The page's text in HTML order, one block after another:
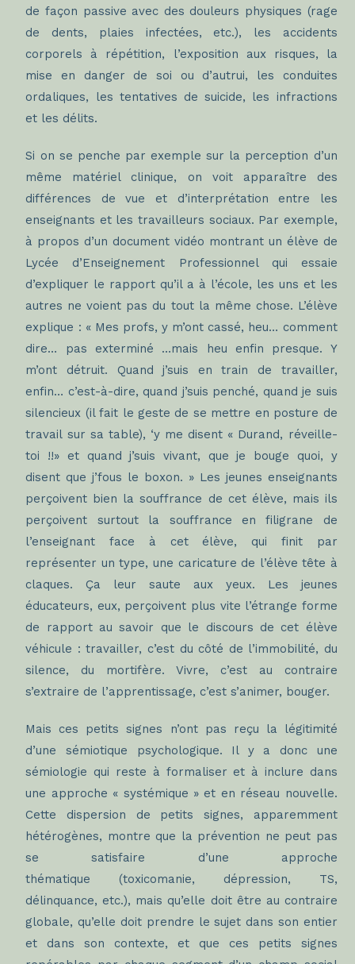
de façon passive avec des douleurs physiques (rage
de dents, plaies infectées, etc.), les accidents
corporels à répétition, l’exposition aux risques, la
mise en danger de soi ou d’autrui, les conduites
ordaliques, les tentatives de suicide, les infractions
et les délits.
Si on se penche par exemple sur la perception d’un
même matériel clinique, on voit apparaître des
différences de vue et d’interprétation entre les
enseignants et les travailleurs sociaux. Par exemple,
à propos d’un document vidéo montrant un élève de
Lycée d’Enseignement Professionnel qui essaie
d’expliquer le rapport qu’il a à l’école, les uns et les
autres ne voient pas du tout la même chose. L’élève
explique : « Mes profs, y m’ont cassé, heu… comment
dire… pas exterminé …mais heu enfin presque. Y
m’ont détruit. Quand j’suis en train de travailler,
enfin… c’est-à-dire, quand j’suis penché, quand je suis
silencieux (il fait le geste de se mettre en posture de
travail sur sa table), ‘y me disent « Durand, réveille-
toi !!» et quand j’suis vivant, que je bouge quoi, y
disent que j’fous le boxon. » Les jeunes enseignants
perçoivent bien la souffrance de cet élève, mais ils
perçoivent surtout la souffrance en filigrane de
l’enseignant face à cet élève, qui finit par
représenter un type, une caricature de l’élève tête à
claques. Ça leur saute aux yeux. Les jeunes
éducateurs, eux, perçoivent plus vite l’étrange forme
de rapport au savoir que le discours de cet élève
véhicule : travailler, c’est du côté de l’immobilité, du
silence, du mortifère. Vivre, c’est au contraire
s’extraire de l’apprentissage, c’est s’animer, bouger.
Mais ces petits signes n’ont pas reçu la légitimité
d’une sémiotique psychologique. Il y a donc une
sémiologie qui reste à formaliser et à inclure dans
une approche « systémique » et en réseau nouvelle.
Cette dispersion de petits signes, apparemment
hétérogènes, montre que la prévention ne peut pas
se satisfaire d’une approche
thématique (toxicomanie, dépression, TS,
délinquance, etc.), mais qu’elle doit être au contraire
globale, qu’elle doit prendre le sujet dans son entier
et dans son contexte, et que ces petits signes